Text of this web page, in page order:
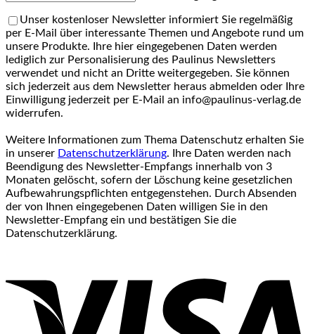
Unser kostenloser Newsletter informiert Sie regelmäßig
per E-Mail über interessante Themen und Angebote rund um
unsere Produkte. Ihre hier eingegebenen Daten werden
lediglich zur Personalisierung des Paulinus Newsletters
verwendet und nicht an Dritte weitergegeben. Sie können
sich jederzeit aus dem Newsletter heraus abmelden oder Ihre
Einwilligung jederzeit per E-Mail an info@paulinus-verlag.de
widerrufen.
Weitere Informationen zum Thema Datenschutz erhalten Sie
in unserer Datenschutzerklärung. Ihre Daten werden nach
Beendigung des Newsletter-Empfangs innerhalb von 3
Monaten gelöscht, sofern der Löschung keine gesetzlichen
Aufbewahrungspflichten entgegenstehen. Durch Absenden
der von Ihnen eingegebenen Daten willigen Sie in den
Newsletter-Empfang ein und bestätigen Sie die
Datenschutzerklärung.